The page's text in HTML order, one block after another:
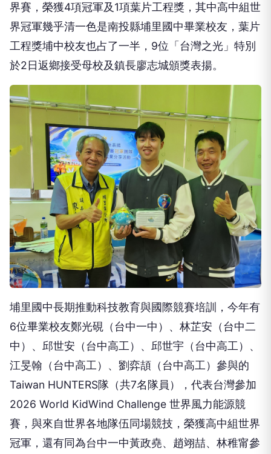
界賽，榮獲4項冠軍及1項葉片工程獎，其中高中組世
界冠軍幾乎清一色是南投縣埔里國中畢業校友，葉片
工程獎埔中校友也占了一半，9位「台灣之光」特別
於2日返鄉接受母校及鎮長廖志城頒獎表揚。
埔里國中長期推動科技教育與國際競賽培訓，今年有
6位畢業校友鄭光硯（台中一中）、林芷安（台中二
中）、邱世安（台中高工）、邱世宇（台中高工）、
江旻翰（台中高工）、劉弈頡（台中高工）參與的
Taiwan HUNTERS隊（共7名隊員），代表台灣參加
2026 World KidWind Challenge 世界風力能源競
賽，與來自世界各地隊伍同場競技，榮獲高中組世界
冠軍，還有同為台中一中黃政堯、趙翊喆、林稚甯參